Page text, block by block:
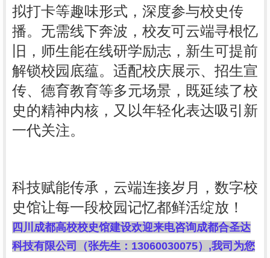
拟打卡等趣味形式，深度参与校史传
播。无需线下奔波，校友可云端寻根忆
旧，师生能在线研学励志，新生可提前
解锁校园底蕴。适配校庆展示、招生宣
传、德育教育等多元场景，既延续了校
史的精神内核，又以年轻化表达吸引新
一代关注。
科技赋能传承，云端连接岁月，数字校
史馆让每一段校园记忆都鲜活绽放！
四川成都高校校史馆建设欢迎来电咨询成都合圣达
科技有限公司（张先生：13060030075）,我司为您